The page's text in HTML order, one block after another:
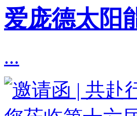
爱庞德太阳
...